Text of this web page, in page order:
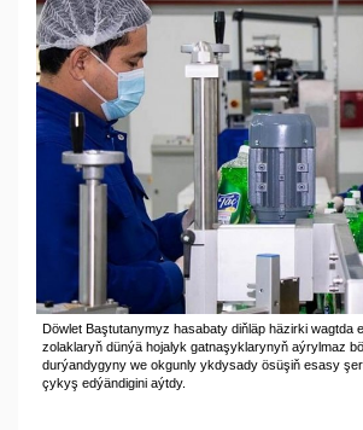
Döwlet Baştutanymyz hasabaty diňläp häzirki wagtda
zolaklaryň dünýä hojalyk gatnaşyklarynyň aýrylmaz
durýandygyny we okgunly ykdysady ösüşiň esasy
çykyş edýändigini aýtdy.